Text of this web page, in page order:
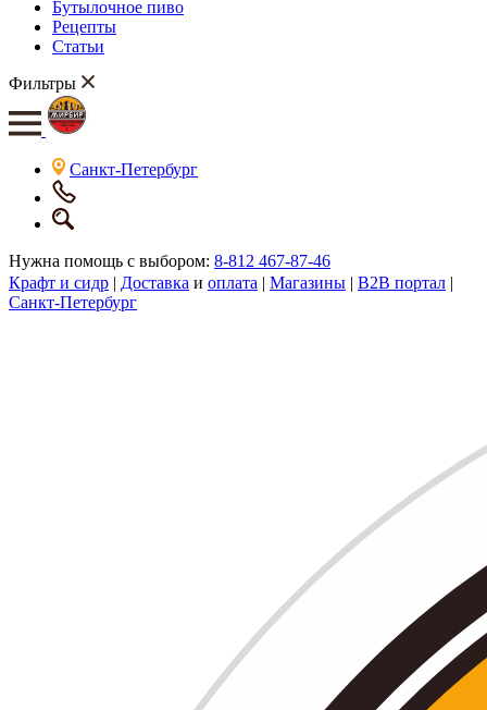
Бутылочное пиво
Рецепты
Статьи
Фильтры
Санкт-Петербург
Нужна помощь с выбором: 8-812 467-87-46
Крафт и сидр | Доставка и оплата | Магазины | B2B портал |
Санкт-Петербург